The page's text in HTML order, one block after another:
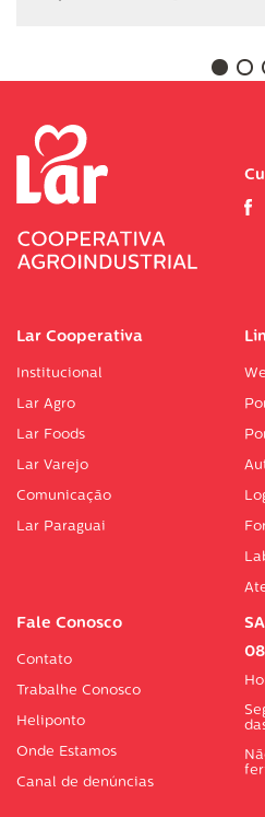
Lar Cooperativa
Institucional
Lar Agro
Lar Foods
Lar Varejo
Comunicação
Lar Paraguai
Fale Conosco
Contato
Trabalhe Conosco
Heliponto
Onde Estamos
Canal de denúncias